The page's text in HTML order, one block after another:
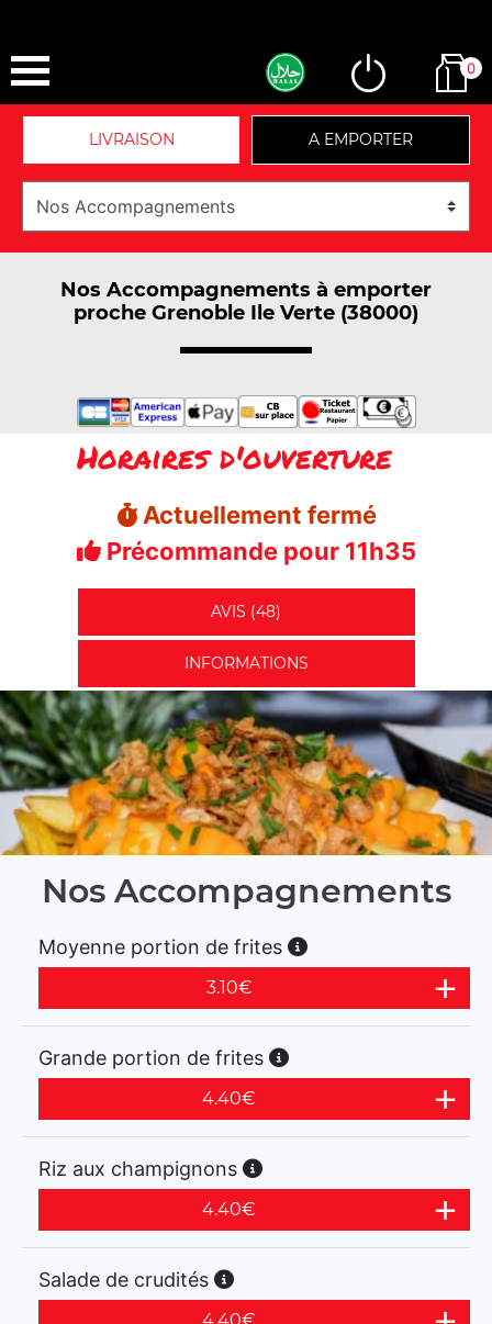
0
LIVRAISON A EMPORTER
Nos Accompagnements à emporter
proche Grenoble Ile Verte (38000)
Horaires d'ouverture
Actuellement fermé
Précommande pour 11h35
AVIS (48)
INFORMATIONS
Nos Accompagnements
Moyenne portion de frites
3.10€
Grande portion de frites
4.40€
Riz aux champignons
4.40€
Salade de crudités